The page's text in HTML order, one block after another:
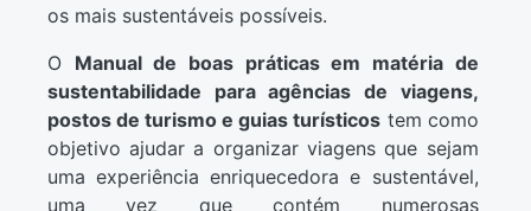
os mais sustentáveis possíveis.
O Manual de boas práticas em matéria de
sustentabilidade para agências de viagens,
postos de turismo e guias turísticos tem como
objetivo ajudar a organizar viagens que sejam
uma experiência enriquecedora e sustentável,
uma vez que contém numerosas